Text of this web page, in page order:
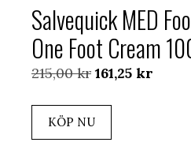
Salvequick MED
One Foot Cream
215,00kr Det
priset
var:
161,25 kr
KÖP NU